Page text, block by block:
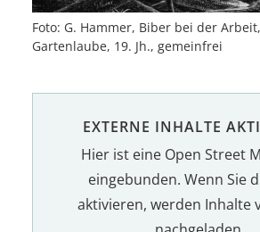
Foto: G. Hammer, Biber bei der
Gartenlaube, 19. Jh., gemeinfrei
EXTERNE INHALTE
Hier ist eine Open Street
eingebunden. Wenn Sie
aktivieren, werden Inhalte